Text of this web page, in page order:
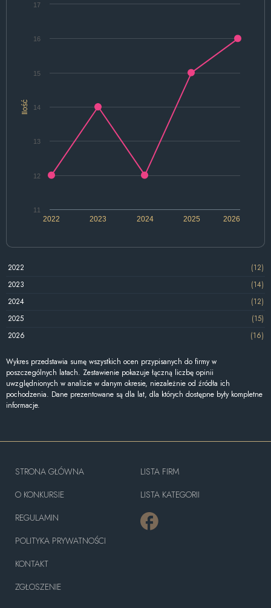
Ilość
2022 2024 2026
2023 2025
11
12
13
14
15
16
17
2022
(12)
2023
(14)
2024
(12)
2025
(15)
2026
(16)
Wykres przedstawia sumę wszystkich ocen przypisanych do firmy w
poszczególnych latach. Zestawienie pokazuje łączną liczbę opinii
uwzględnionych w analizie w danym okresie, niezależnie od źródła ich
pochodzenia. Dane prezentowane są dla lat, dla których dostępne były kompletne
informacje.
STRONA GŁÓWNA
O KONKURSIE
REGULAMIN
POLITYKA PRYWATNOŚCI
KONTAKT
ZGŁOSZENIE
LISTA FIRM
LISTA KATEGORII